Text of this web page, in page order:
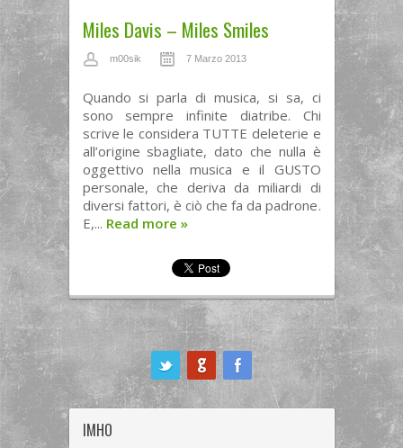
Miles Davis – Miles Smiles
m00sik 7 Marzo 2013
Quando si parla di musica, si sa, ci
sono sempre infinite diatribe. Chi
scrive le considera TUTTE deleterie e
all’origine sbagliate, dato che nulla è
oggettivo nella musica e il GUSTO
personale, che deriva da miliardi di
diversi fattori, è ciò che fa da padrone.
E,... Read more »
IMHO